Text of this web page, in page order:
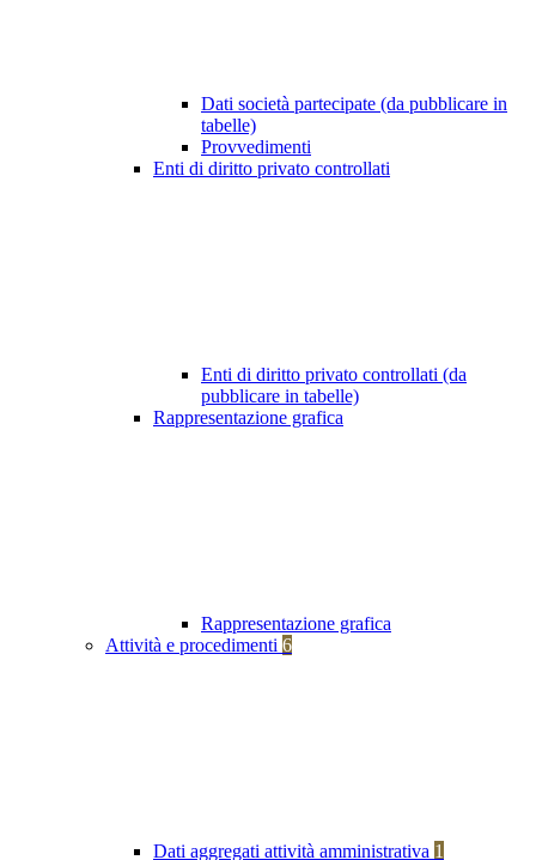
Dati società partecipate (da pubblicare in
tabelle)
Provvedimenti
Enti di diritto privato controllati
Enti di diritto privato controllati (da
pubblicare in tabelle)
Rappresentazione grafica
Rappresentazione grafica
Attività e procedimenti 6
Dati aggregati attività amministrativa 1